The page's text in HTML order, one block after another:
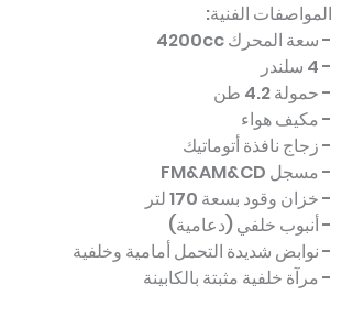
المواصفات الفنية:
- سعة المحرك 4200cc
- 4 سلندر
- حمولة 4.2 طن
- مكيف هواء
- زجاج نافذة أتوماتيك
- مسجل FM&AM&CD
- خزان وقود بسعة 170 لتر
- أنبوب خلفي (دعامية)
- نوابض شديدة التحمل أمامية وخلفية
- مرآة خلفية مثبتة بالكابينة